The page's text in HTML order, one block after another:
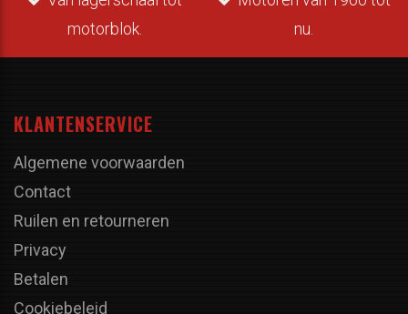
motorblok.
nu.
KLANTENSERVICE
Algemene voorwaarden
Contact
Ruilen en retourneren
Privacy
Betalen
Cookiebeleid